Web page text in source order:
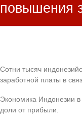
повышения
Сотни тысяч
заработной платы в
Экономика Индонезии
доли от прибыли.